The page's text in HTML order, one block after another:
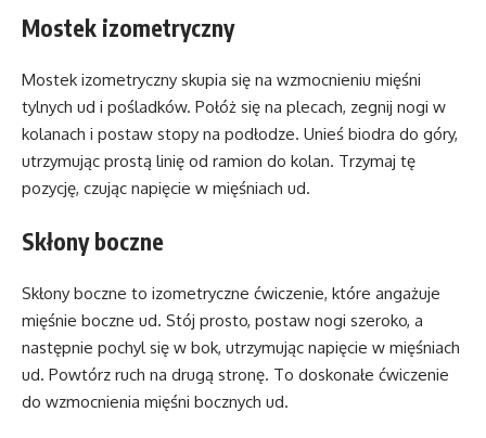
Mostek izometryczny
Mostek izometryczny skupia się na wzmocnieniu mięśni
tylnych ud i pośladków. Połóż się na plecach, zegnij nogi w
kolanach i postaw stopy na podłodze. Unieś biodra do góry,
utrzymując prostą linię od ramion do kolan. Trzymaj tę
pozycję, czując napięcie w mięśniach ud.
Skłony boczne
Skłony boczne to izometryczne ćwiczenie, które angażuje
mięśnie boczne ud. Stój prosto, postaw nogi szeroko, a
następnie pochyl się w bok, utrzymując napięcie w mięśniach
ud. Powtórz ruch na drugą stronę. To doskonałe ćwiczenie
do wzmocnienia mięśni bocznych ud.